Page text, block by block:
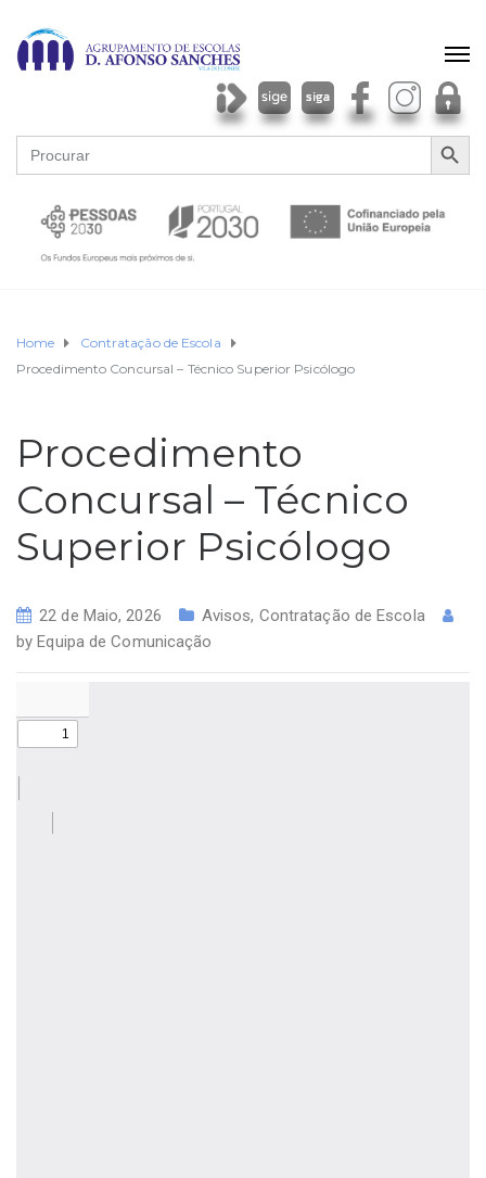
Search
for:
SEARCH
Home
Contratação de Escola
Procedimento Concursal – Técnico Superior Psicólogo
Procedimento
Concursal – Técnico
Superior Psicólogo
22 de Maio, 2026 Avisos, Contratação de Escola
byEquipa de Comunicação